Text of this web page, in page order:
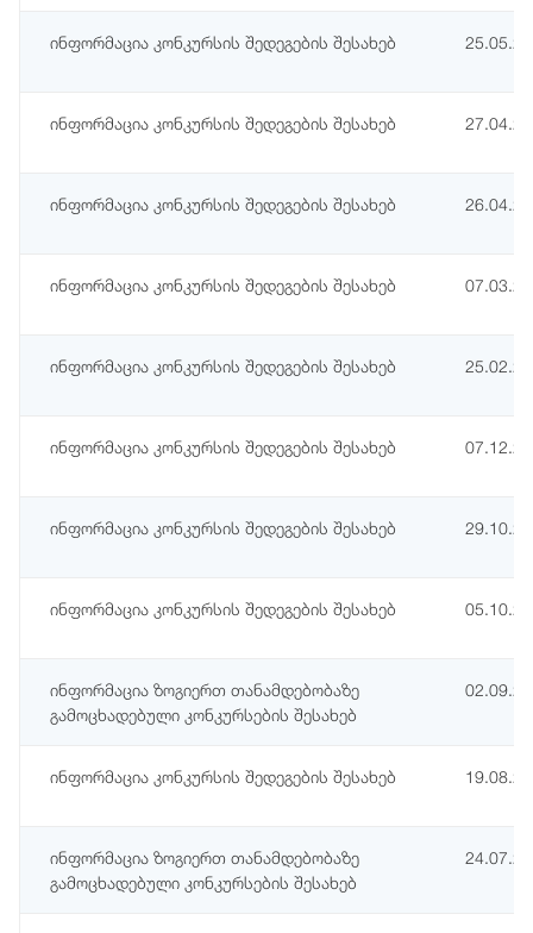
ინფორმაცია კონკურსის შედეგების შესახებ
ინფორმაცია კონკურსის შედეგების შესახებ
ინფორმაცია კონკურსის შედეგების შესახებ
ინფორმაცია კონკურსის შედეგების შესახებ
ინფორმაცია კონკურსის შედეგების შესახებ
ინფორმაცია კონკურსის შედეგების შესახებ
ინფორმაცია კონკურსის შედეგების შესახებ
ინფორმაცია კონკურსის შედეგების შესახებ
ინფორმაცია ზოგიერთ თანამდებობაზე
გამოცხადებული კონკურსების შესახებ
ინფორმაცია კონკურსის შედეგების შესახებ
ინფორმაცია ზოგიერთ თანამდებობაზე
გამოცხადებული კონკურსების შესახებ